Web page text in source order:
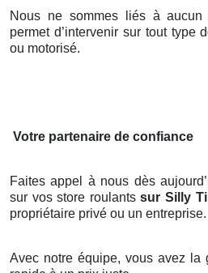
Nous ne sommes liés à aucun
permet d’intervenir sur tout type
ou motorisé.
Votre partenaire de confiance
Faites appel à nous dès
sur vos store roulantssur Silly
propriétaire privé ou un entreprise.
Avec notre équipe, vous avez la